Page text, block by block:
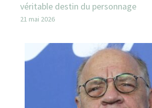
véritable destin du personnage
21 mai 2026